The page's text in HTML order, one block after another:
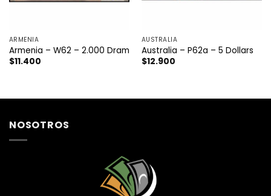
ARMENIA
Armenia – W62 – 2.000 Dram
$11.400
AUSTRALIA
Australia – P62a – 5 Dollars
$12.900
NOSOTROS